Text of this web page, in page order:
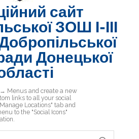
сайт
ЗОШ І-ІІІ
Донецької
№ 19
Menus and create a new
links to all your social
Locations" tab and
to the "Social Icons"